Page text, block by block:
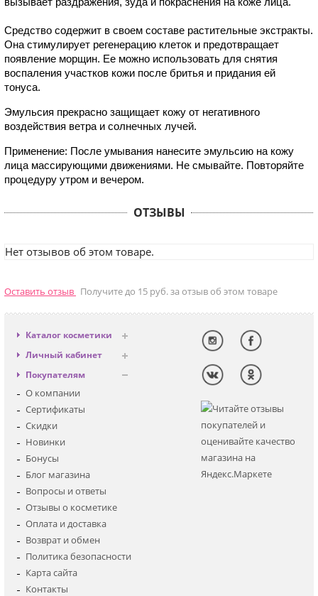
Средство содержит в своем составе растительные экстракты.
Она стимулирует регенерацию клеток и предотвращает
появление морщин. Ее можно использовать для снятия
воспаления участков кожи после бритья и придания ей
тонуса.
Эмульсия прекрасно защищает кожу от негативного
воздействия ветра и солнечных лучей.
Применение: После умывания нанесите эмульсию на кожу
лица массирующими движениями. Не смывайте. Повторяйте
процедуру утром и вечером.
ОТЗЫВЫ
Нет отзывов об этом товаре.
Оставить отзыв Получите до 15 руб. за отзыв об этом товаре
Каталог косметики
Антивозрастная
Декоративная
Для глаз
Для тела
Наборы
Детская
Личный кабинет
Вход
Регистрация
Покупателям
О компании
Сертификаты
Скидки
Новинки
Бонусы
Блог магазина
Вопросы и ответы
Отзывы о косметике
Оплата и доставка
Возврат и обмен
Политика безопасности
Карта сайта
Контакты